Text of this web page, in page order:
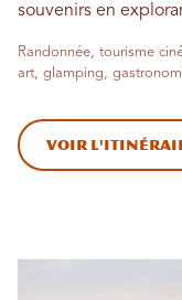
souvenirs en
Randonnée, tourisme
art, glamping,
Voir